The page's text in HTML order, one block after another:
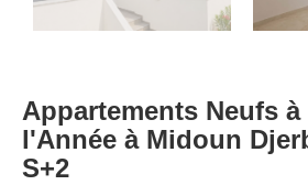
Appartements Neufs
l'Année à Midoun
S+2